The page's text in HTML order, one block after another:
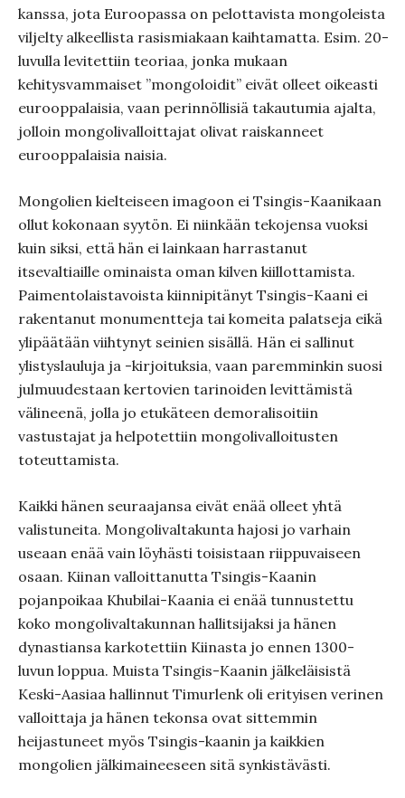
kanssa, jota Euroopassa on pelottavista mongoleista
viljelty alkeellista rasismiakaan kaihtamatta. Esim. 20-
luvulla levitettiin teoriaa, jonka mukaan
kehitysvammaiset ”mongoloidit” eivät olleet oikeasti
eurooppalaisia, vaan perinnöllisiä takautumia ajalta,
jolloin mongolivalloittajat olivat raiskanneet
eurooppalaisia naisia.
Mongolien kielteiseen imagoon ei Tsingis-Kaanikaan
ollut kokonaan syytön. Ei niinkään tekojensa vuoksi
kuin siksi, että hän ei lainkaan harrastanut
itsevaltiaille ominaista oman kilven kiillottamista.
Paimentolaistavoista kiinnipitänyt Tsingis-Kaani ei
rakentanut monumentteja tai komeita palatseja eikä
ylipäätään viihtynyt seinien sisällä. Hän ei sallinut
ylistyslauluja ja -kirjoituksia, vaan paremminkin suosi
julmuudestaan kertovien tarinoiden levittämistä
välineenä, jolla jo etukäteen demoralisoitiin
vastustajat ja helpotettiin mongolivalloitusten
toteuttamista.
Kaikki hänen seuraajansa eivät enää olleet yhtä
valistuneita. Mongolivaltakunta hajosi jo varhain
useaan enää vain löyhästi toisistaan riippuvaiseen
osaan. Kiinan valloittanutta Tsingis-Kaanin
pojanpoikaa Khubilai-Kaania ei enää tunnustettu
koko mongolivaltakunnan hallitsijaksi ja hänen
dynastiansa karkotettiin Kiinasta jo ennen 1300-
luvun loppua. Muista Tsingis-Kaanin jälkeläisistä
Keski-Aasiaa hallinnut Timurlenk oli erityisen verinen
valloittaja ja hänen tekonsa ovat sittemmin
heijastuneet myös Tsingis-kaanin ja kaikkien
mongolien jälkimaineeseen sitä synkistävästi.